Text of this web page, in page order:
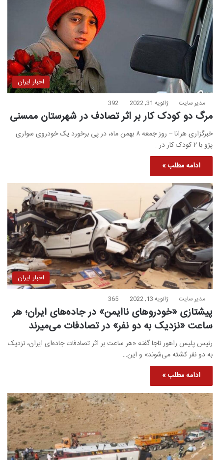
اخبار ایران
مدیر سایت ژانویه 31, 2022 392
مرگ دو کودک کار بر اثر تصادف در شهرستان ممسنی
خبرگزاری هرانا – روز جمعه ۸ بهمن ماه، در پی برخورد یک خودروی سواری
پژو با ۲ کودک کار در…
ادامه مطلب »
اخبار ایران
مدیر سایت ژانویه 13, 2022 365
پیشتازی «خودروهای ناایمن» در جاده‌های ایران؛ هر
ساعت «نزدیک به دو نفر» در تصادفات می‌میرند
رئیس پلیس راهور ناجا گفته «هر ساعت بر اثر تصادفات جاده‌ای ایران، نزدیک
به دو نفر کشته می‌شوند» و این…
ادامه مطلب »